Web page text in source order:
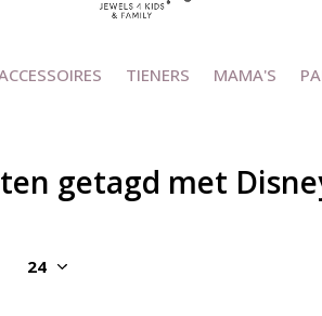
TIENERS MAMA'S
getagd met